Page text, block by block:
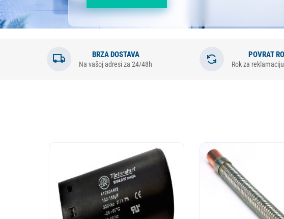
KALORIFER
SOKOVNIK
POGLEDAJ PONUDU →
BRZA DOSTAVA
Na vašoj adresi za 24/48h
POVRAT
Rok za